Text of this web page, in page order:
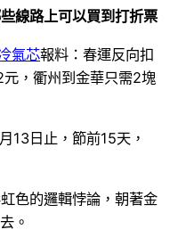
線路上可以買到打折票
氣芯報料：春運反向扣
，衢州到金華只需2塊
13日止，節前15天，
色的邏輯悖論，朝著金
。